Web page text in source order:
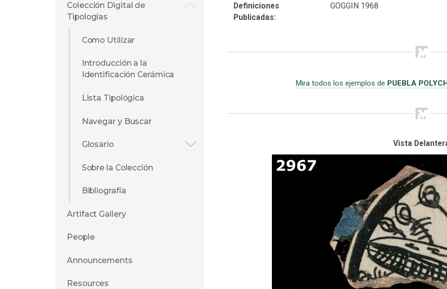
Colección Digital de
Tipologías
Como Utilizar
Introducción a la
Identificación Cerámica
Lista Tipológica
Navegar y Buscar
Glosario
Sobre la Colección
Bibliografía
Artifact Gallery
People
Announcements
Resources
Definiciones
Publicadas:
GOGGIN 1968
Mira todos los ejemplos de PUEBLA
Vista